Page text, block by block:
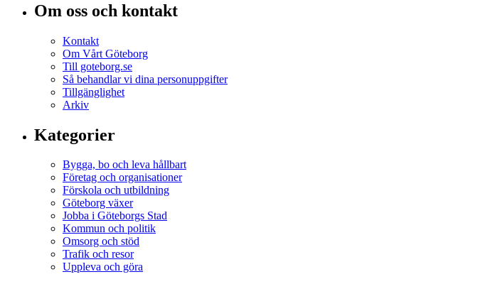
Om oss och kontakt
Kontakt
Om Vårt Göteborg
Till goteborg.se
Så behandlar vi dina personuppgifter
Tillgänglighet
Arkiv
Kategorier
Bygga, bo och leva hållbart
Företag och organisationer
Förskola och utbildning
Göteborg växer
Jobba i Göteborgs Stad
Kommun och politik
Omsorg och stöd
Trafik och resor
Uppleva och göra